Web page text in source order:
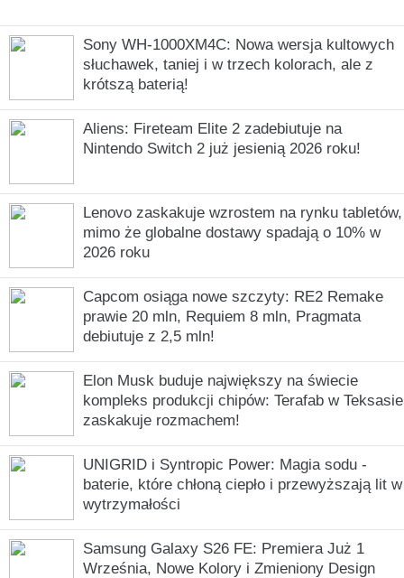
Sony WH-1000XM4C: Nowa wersja kultowych
słuchawek, taniej i w trzech kolorach, ale z
krótszą baterią!
Aliens: Fireteam Elite 2 zadebiutuje na
Nintendo Switch 2 już jesienią 2026 roku!
Lenovo zaskakuje wzrostem na rynku tabletów,
mimo że globalne dostawy spadają o 10% w
2026 roku
Capcom osiąga nowe szczyty: RE2 Remake
prawie 20 mln, Requiem 8 mln, Pragmata
debiutuje z 2,5 mln!
Elon Musk buduje największy na świecie
kompleks produkcji chipów: Terafab w Teksasie
zaskakuje rozmachem!
UNIGRID i Syntropic Power: Magia sodu -
baterie, które chłoną ciepło i przewyższają lit w
wytrzymałości
Samsung Galaxy S26 FE: Premiera Już 1
Września, Nowe Kolory i Zmieniony Design